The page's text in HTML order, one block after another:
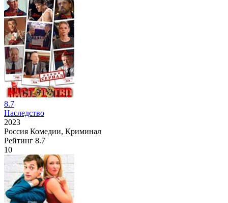
8.7
Наследство
2023
Россия Комедии, Криминал
Рейтинг 8.7
10